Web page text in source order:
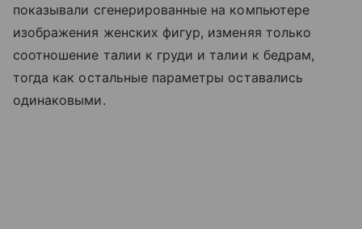
показывали сгенерированные на компьютере
изображения женских фигур, изменяя только
соотношение талии к груди и талии к бедрам,
тогда как остальные параметры оставались
одинаковыми.